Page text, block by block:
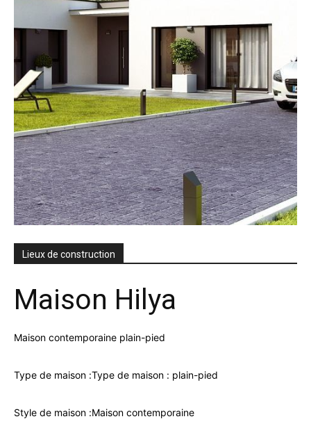
Lieux de construction
Maison Hilya
Maison contemporaine plain-pied
Type de maison :Type de maison : plain-pied
Style de maison :Maison contemporaine